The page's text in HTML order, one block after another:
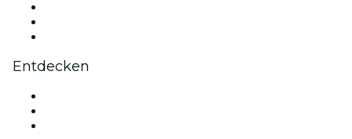
Entdecken